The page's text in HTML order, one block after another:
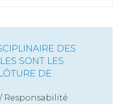
DES
SONT LES
DE
/ Responsabilité